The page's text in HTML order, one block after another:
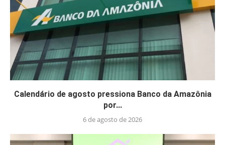
Calendário de agosto pressiona Banco da Amazônia
por...
6 de agosto de 2026